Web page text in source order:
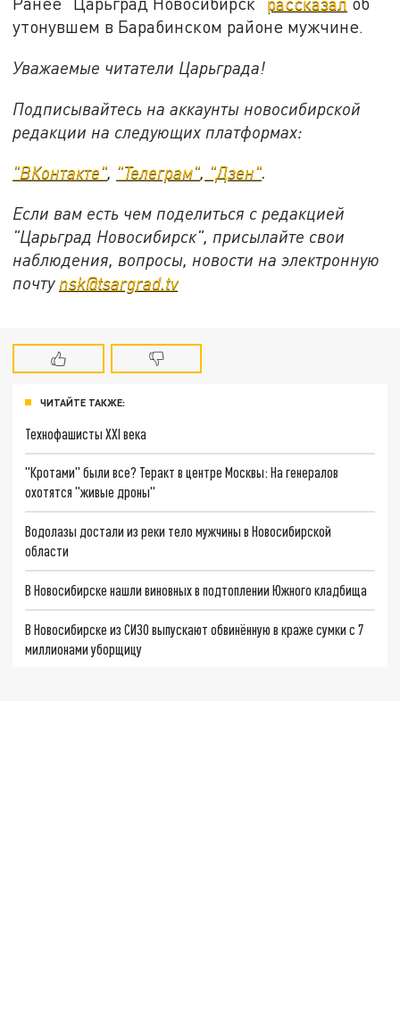
утонувшем в Барабинском районе мужчине.
Уважаемые читатели Царьграда!
Подписывайтесь на аккаунты новосибирской
редакции на следующих платформах:
"ВКонтакте", "Телеграм", "Дзен".
Если вам есть чем поделиться с редакцией
"Царьград Новосибирск", присылайте свои
наблюдения, вопросы, новости на электронную
почту nsk@tsargrad.tv
ЧИТАЙТЕ ТАКЖЕ:
Технофашисты XXI века
"Кротами" были все? Теракт в центре Москвы: На генералов
охотятся "живые дроны"
Водолазы достали из реки тело мужчины в Новосибирской
области
В Новосибирске нашли виновных в подтоплении Южного кладбища
В Новосибирске из СИЗО выпускают обвинённую в краже сумки с 7
миллионами уборщицу